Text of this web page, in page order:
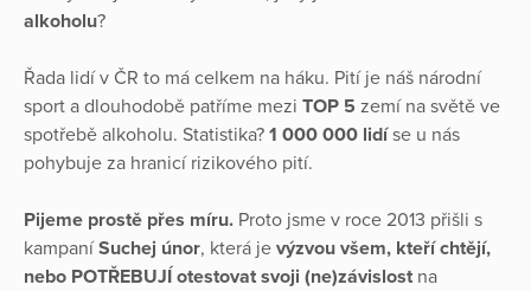
alkoholu?
Řada lidí v ČR to má celkem na háku. Pití je náš národní
sport a dlouhodobě patříme mezi TOP 5 zemí na světě ve
spotřebě alkoholu. Statistika? 1 000 000 lidíse u nás
pohybuje za hranicí rizikového pití.
Pijeme prostě přes míru. Proto jsme v roce 2013 přišli s
kampaníSuchej únor, která je výzvou všem, kteří chtějí,
nebo POTŘEBUJÍ otestovat svoji (ne)závislost na